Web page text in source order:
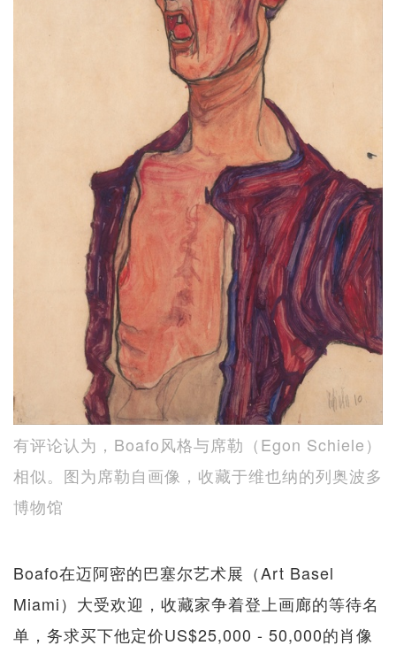
有评论认为，Boafo风格与席勒（Egon Schiele）
相似。图为席勒自画像，收藏于维也纳的列奥波多
博物馆
Boafo在迈阿密的巴塞尔艺术展（Art Basel
Miami）大受欢迎，收藏家争着登上画廊的等待名
单，务求买下他定价US$25,000 - 50,000的肖像